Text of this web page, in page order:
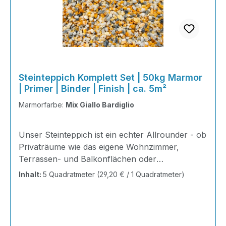
Steinteppich Komplett Set | 50kg Marmor
| Primer | Binder | Finish | ca. 5m²
Marmorfarbe: Mix Giallo Bardiglio
Unser Steinteppich ist ein echter Allrounder - ob
Privaträume wie das eigene Wohnzimmer,
Terrassen- und Balkonflächen oder
Gewerbeobjekte und Austellungsräume; unsere
Inhalt: 5 Quadratmeter (29,20 € / 1 Quadratmeter)